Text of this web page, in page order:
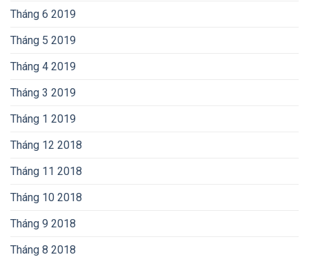
Tháng 6 2019
Tháng 5 2019
Tháng 4 2019
Tháng 3 2019
Tháng 1 2019
Tháng 12 2018
Tháng 11 2018
Tháng 10 2018
Tháng 9 2018
Tháng 8 2018